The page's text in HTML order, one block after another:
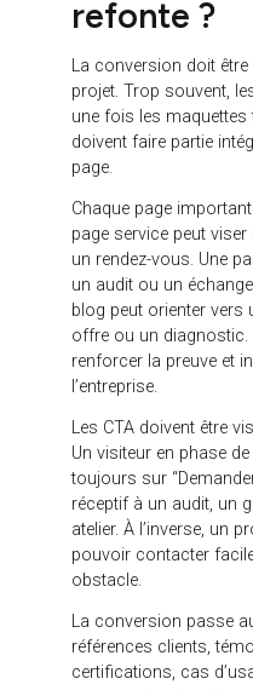
web ?
L’UX doit partir des
préférences
vision très précise
les visiteurs
bénéfices, vérifier la
à leur besoin et
Une refonte UX doit
réels. Comment les
Quelles pages
intéressent ? Quels
Les pages sont-
messages sont-ils
L’UX doit aussi
de maturité. Un
pas les mêmes
demander un devis.
parcours adaptés :
services, cas
rendez-vous ou